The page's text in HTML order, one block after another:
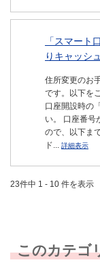
「スマート
りキャッシ
住所変更のお
です。以下を
口座開設時の
い。 口座番号
ので、以下ま
ド... 詳細表示
23件中 1 - 10 件を表示
このカテゴ